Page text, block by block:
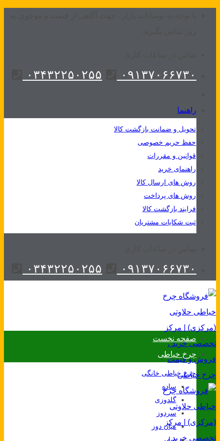
۰۹۱۳۷۰۶۶۷۳۰ ۰۳۴۳۲۲۵۰۲۵۵
راهنما
تحویل و ضمانت بازگشت کالا
حفظ حریم خصوصی
قوانین و مقررات
راهنمای خرید
روش های ارسال کالا
روش های پرداخت
فرایند بازگشت کالا
ثبت شکایات مشتریان
۰۹۱۳۷۰۶۶۷۳۰ ۰۳۴۳۲۲۵۰۲۵۵
صفحه نخست
چرخ خیاطی
چرخ خیاطی خانگی
ساده
گلدوزی
سردوز
میان دوز